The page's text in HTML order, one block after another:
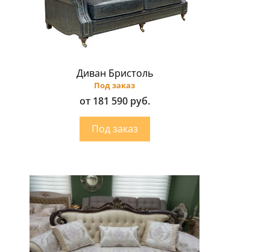
Диван Бристоль
Под заказ
от 181 590 руб.